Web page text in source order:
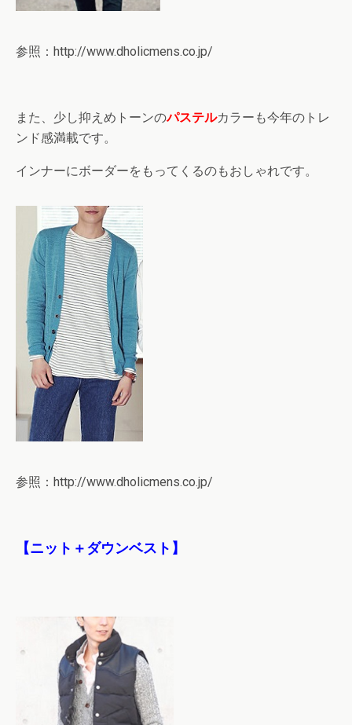
参照：http://www.dholicmens.co.jp/
また、少し抑えめトーンのパステルカラーも今年のトレ
ンド感満載です。
インナーにボーダーをもってくるのもおしゃれです。
参照：http://www.dholicmens.co.jp/
【ニット＋ダウンベスト】